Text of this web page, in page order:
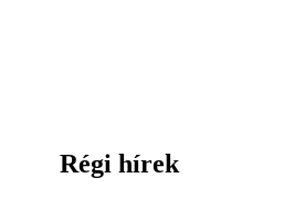
Régi hírek